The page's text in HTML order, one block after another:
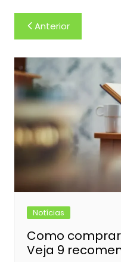
Navegação
de
Post
Anterior
Notícias
Como
Veja 9